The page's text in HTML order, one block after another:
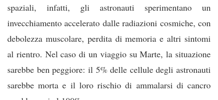
spaziali, infatti, gli astronauti sperimentano un
invecchiamento accelerato dalle radiazioni cosmiche, con
debolezza muscolare, perdita di memoria e altri sintomi
al rientro. Nel caso di un viaggio su Marte, la situazione
sarebbe ben peggiore: il 5% delle cellule degli astronauti
sarebbe morta e il loro rischio di ammalarsi di cancro